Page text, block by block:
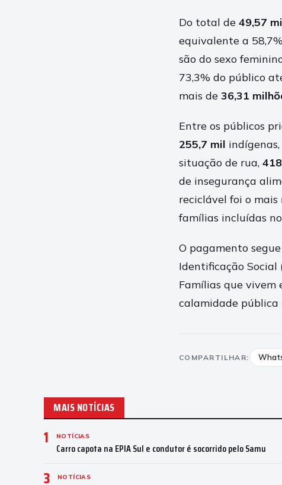
Do total de 49,57
equivalente a
são do sexo
73,3% do público
mais de 36,31
Entre os públicos
255,7 mil indígenas,
situação de rua,
de insegurança
reciclável foi o
famílias incluídas
O pagamento
Identificação Social
Famílias que vivem
calamidade pública
COMPARTILHAR:
MAIS NOTÍCIAS
1 NOTÍCIAS
Carro capota na EPIA Sul e condutor é socorrido pelo Samu
3 NOTÍCIAS